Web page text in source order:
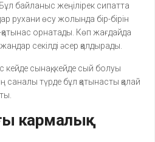
Бұл байланыс жеңілірек сипатта
рухани өсу жолында бір-бірін
қатынас орнатады. Көп жағдайда
секілді әсер қалдырады.
кейде сынақ, кейде сый болуы
түрде бұл қатынасты қалай
кармалық